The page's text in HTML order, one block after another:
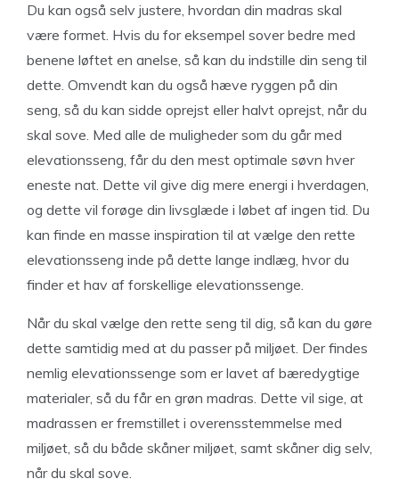
Du kan også selv justere, hvordan din madras skal
være formet. Hvis du for eksempel sover bedre med
benene løftet en anelse, så kan du indstille din seng til
dette. Omvendt kan du også hæve ryggen på din
seng, så du kan sidde oprejst eller halvt oprejst, når du
skal sove. Med alle de muligheder som du går med
elevationsseng, får du den mest optimale søvn hver
eneste nat. Dette vil give dig mere energi i hverdagen,
og dette vil forøge din livsglæde i løbet af ingen tid. Du
kan finde en masse inspiration til at vælge den rette
elevationsseng inde på dette lange indlæg, hvor du
finder et hav af forskellige elevationssenge.
Når du skal vælge den rette seng til dig, så kan du gøre
dette samtidig med at du passer på miljøet. Der findes
nemlig elevationssenge som er lavet af bæredygtige
materialer, så du får en grøn madras. Dette vil sige, at
madrassen er fremstillet i overensstemmelse med
miljøet, så du både skåner miljøet, samt skåner dig selv,
når du skal sove.